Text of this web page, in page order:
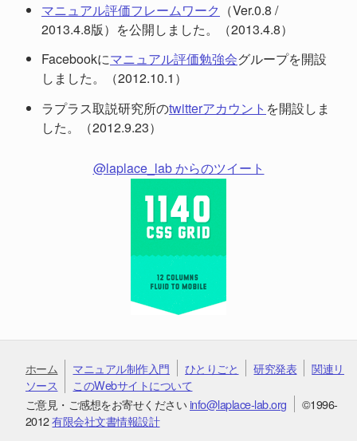
マニュアル評価フレームワーク （Ver.0.8 /
2013.4.8版）を公開しました。（2013.4.8）
Facebookにマニュアル評価勉強会グループを開設
しました。（2012.10.1）
ラプラス取説研究所のtwitterアカウント を開設しま
した。（2012.9.23）
@laplace_lab からのツイート
ホーム マニュアル制作入門 ひとりごと 研究発表
関連リ
ソース
このWebサイトについて
ご意見・ご感想をお寄せくださいinfo@laplace-lab.org
©1996-
2012有限会社文書情報設計